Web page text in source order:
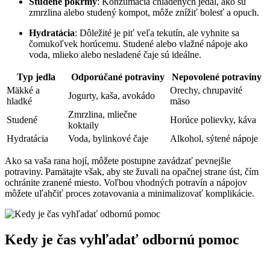
zmrzlina alebo studený kompot, môže znížiť bolesť a opuch.
Hydratácia: Dôležité je piť veľa tekutín, ale vyhnite sa
čomukoľvek horúcemu. Studené alebo vlažné nápoje ako
voda, mlieko alebo nesladené čaje sú ideálne.
Typ jedla Odporúčané potraviny
Nepovolené potraviny
Mäkké a
hladké
Jogurty, kaša, avokádo
Orechy, chrupavité
mäso
Studené
Zmrzlina, mliečne
koktaily
Horúce polievky, káva
Hydratácia
Voda, bylinkové čaje Alkohol, sýtené nápoje
Ako sa vaša rana hojí, môžete postupne zavádzať pevnejšie
potraviny. Pamätajte však, aby ste žuvali na opačnej strane úst, čím
ochránite zranené miesto. Voľbou vhodných potravín a nápojov
môžete uľahčiť proces zotavovania a minimalizovať komplikácie.
Kedy je čas vyhľadať odbornú pomoc